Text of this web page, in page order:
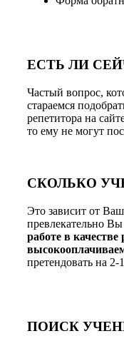
ЕСТЬ ЛИ
Частый вопрос,
стараемся
репетитора на
то ему не могут
СКОЛЬКО
Это зависит от
превлекательно
работе в качестве
претендовать на 2-
ПОИСК